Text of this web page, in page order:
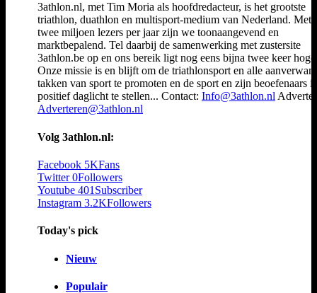
3athlon.nl, met Tim Moria als hoofdredacteur, is het grootste
triathlon, duathlon en multisport-medium van Nederland. Met
twee miljoen lezers per jaar zijn we toonaangevend en
marktbepalend. Tel daarbij de samenwerking met zustersite
3athlon.be op en ons bereik ligt nog eens bijna twee keer
Onze missie is en blijft om de triathlonsport en alle
takken van sport te promoten en de sport en zijn beoefenaars
positief daglicht te stellen... Contact: Info@3athlon.nl
Adverteren@3athlon.nl
Volg 3athlon.nl:
Facebook 5KFans
Twitter 0Followers
Youtube 401 Subscriber
Instagram 3.2KFollowers
Today's pick
Nieuw
Populair